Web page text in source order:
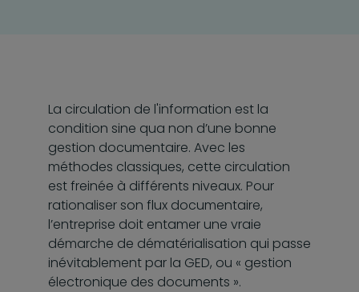
La circulation de l'information est la
condition sine qua non d’une bonne
gestion documentaire. Avec les
méthodes classiques, cette circulation
est freinée à différents niveaux. Pour
rationaliser son flux documentaire,
l’entreprise doit entamer une vraie
démarche de dématérialisation qui passe
inévitablement par la GED, ou « gestion
électronique des documents ».